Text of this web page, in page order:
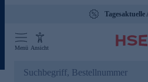
Tagesaktuelle
Menü Ansicht